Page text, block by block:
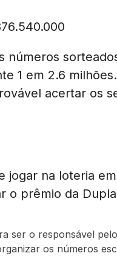
1 em 2.6
acertar os
jogar na loteria
o prêmio da
ser o responsável
os números